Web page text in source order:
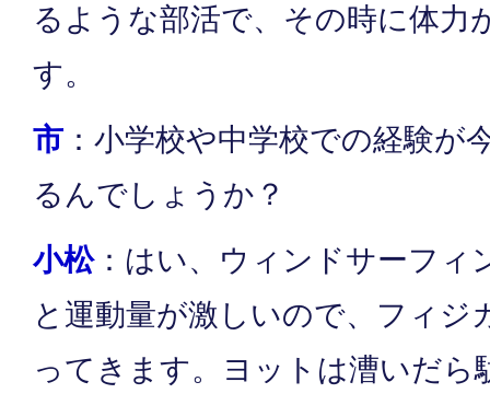
るような部活で、その時に体力
す。
市 ：小学校や中学校での経験が
るんでしょうか？
小松：はい、ウィンドサーフィ
と運動量が激しいので、フィジ
ってきます。ヨットは漕いだら